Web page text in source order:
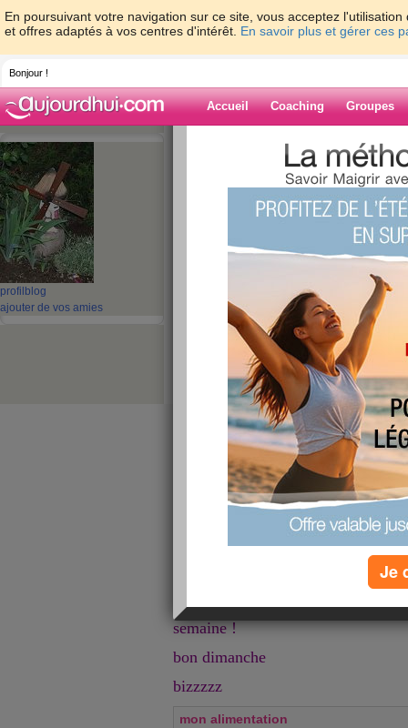
En poursuivant votre navigation sur ce site, vous acceptez
et offres adaptés à vos centres d'intérêt. En savoir plus et gérer ces
Bonjour !
Accueil Coaching Groupes
profil blog
ajouter de vos amies
> > Repas du
Blog de guel23
Repas du 25/03/12
Après les petits excès d'hier soir :
apéritif (champagne) fromages
poulet petites pommes de terre
fromages
gâteau au chocolat
il faut se reprendre donc
à midi : filet mignon haricots verts
orange pour dégraisser au snack
ce soir : soupe coquilles st
tomate je verrai si j'ai encore faim
Bref il faut que je passe cette
semaine !
bon dimanche
bizzzzz
mon alimentation
Je